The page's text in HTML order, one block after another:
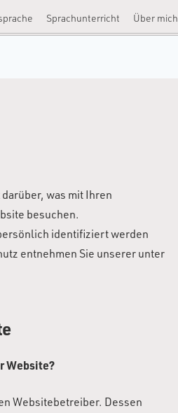
Sprachunterricht Über mich
was mit Ihren
besuchen.
identifiziert werden
entnehmen Sie unserer unter
Website?
Websitebetreiber. Dessen